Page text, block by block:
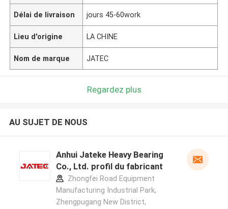
Délai de livraison jours 45-60work
Lieu d'origine LA CHINE
Nom de marque JATEC
Regardez plus
AU SUJET DE NOUS
Anhui Jateke Heavy Bearing
Co., Ltd. profil du fabricant
Zhongfei Road Equipment
Manufacturing Industrial Park,
Zhengpugang New District,